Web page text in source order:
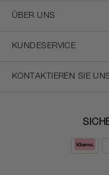
ÜBER UNS
KUNDESERVICE
KONTAKTIEREN SIE